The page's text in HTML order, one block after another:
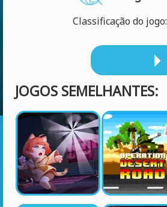
Classificação do jogo:
JOGOS SEMELHANTES: